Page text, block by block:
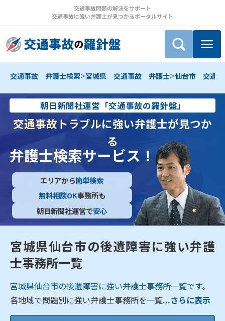
交通事故問題の解決をサポート
交通事故に強い弁護士が見つかるポータルサイト
交通事故 弁護士検索>宮城県 交通事故 弁護士>仙台市 交通
朝日新聞社運営「交通事故の羅針盤」
交通事故トラブルに強い弁護士が見つか
る
弁護士検索サービス！
エリアから簡単検索
無料相談OK事務所も
朝日新聞社運営で安心
宮城県仙台市の後遺障害に強い弁護
士事務所一覧
宮城県仙台市の後遺障害に強い弁護士事務所一覧です。
各地域で問題別に強い弁護士事務所を一覧...さらに表示